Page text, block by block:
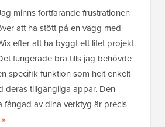
minns fortfarande frustrationen
att ha stött på en vägg med
efter att ha byggt ett litet projekt.
fungerade bra tills jag behövde
specifik funktion som helt enkelt
deras tillgängliga appar. Den
fångad av dina verktyg är precis